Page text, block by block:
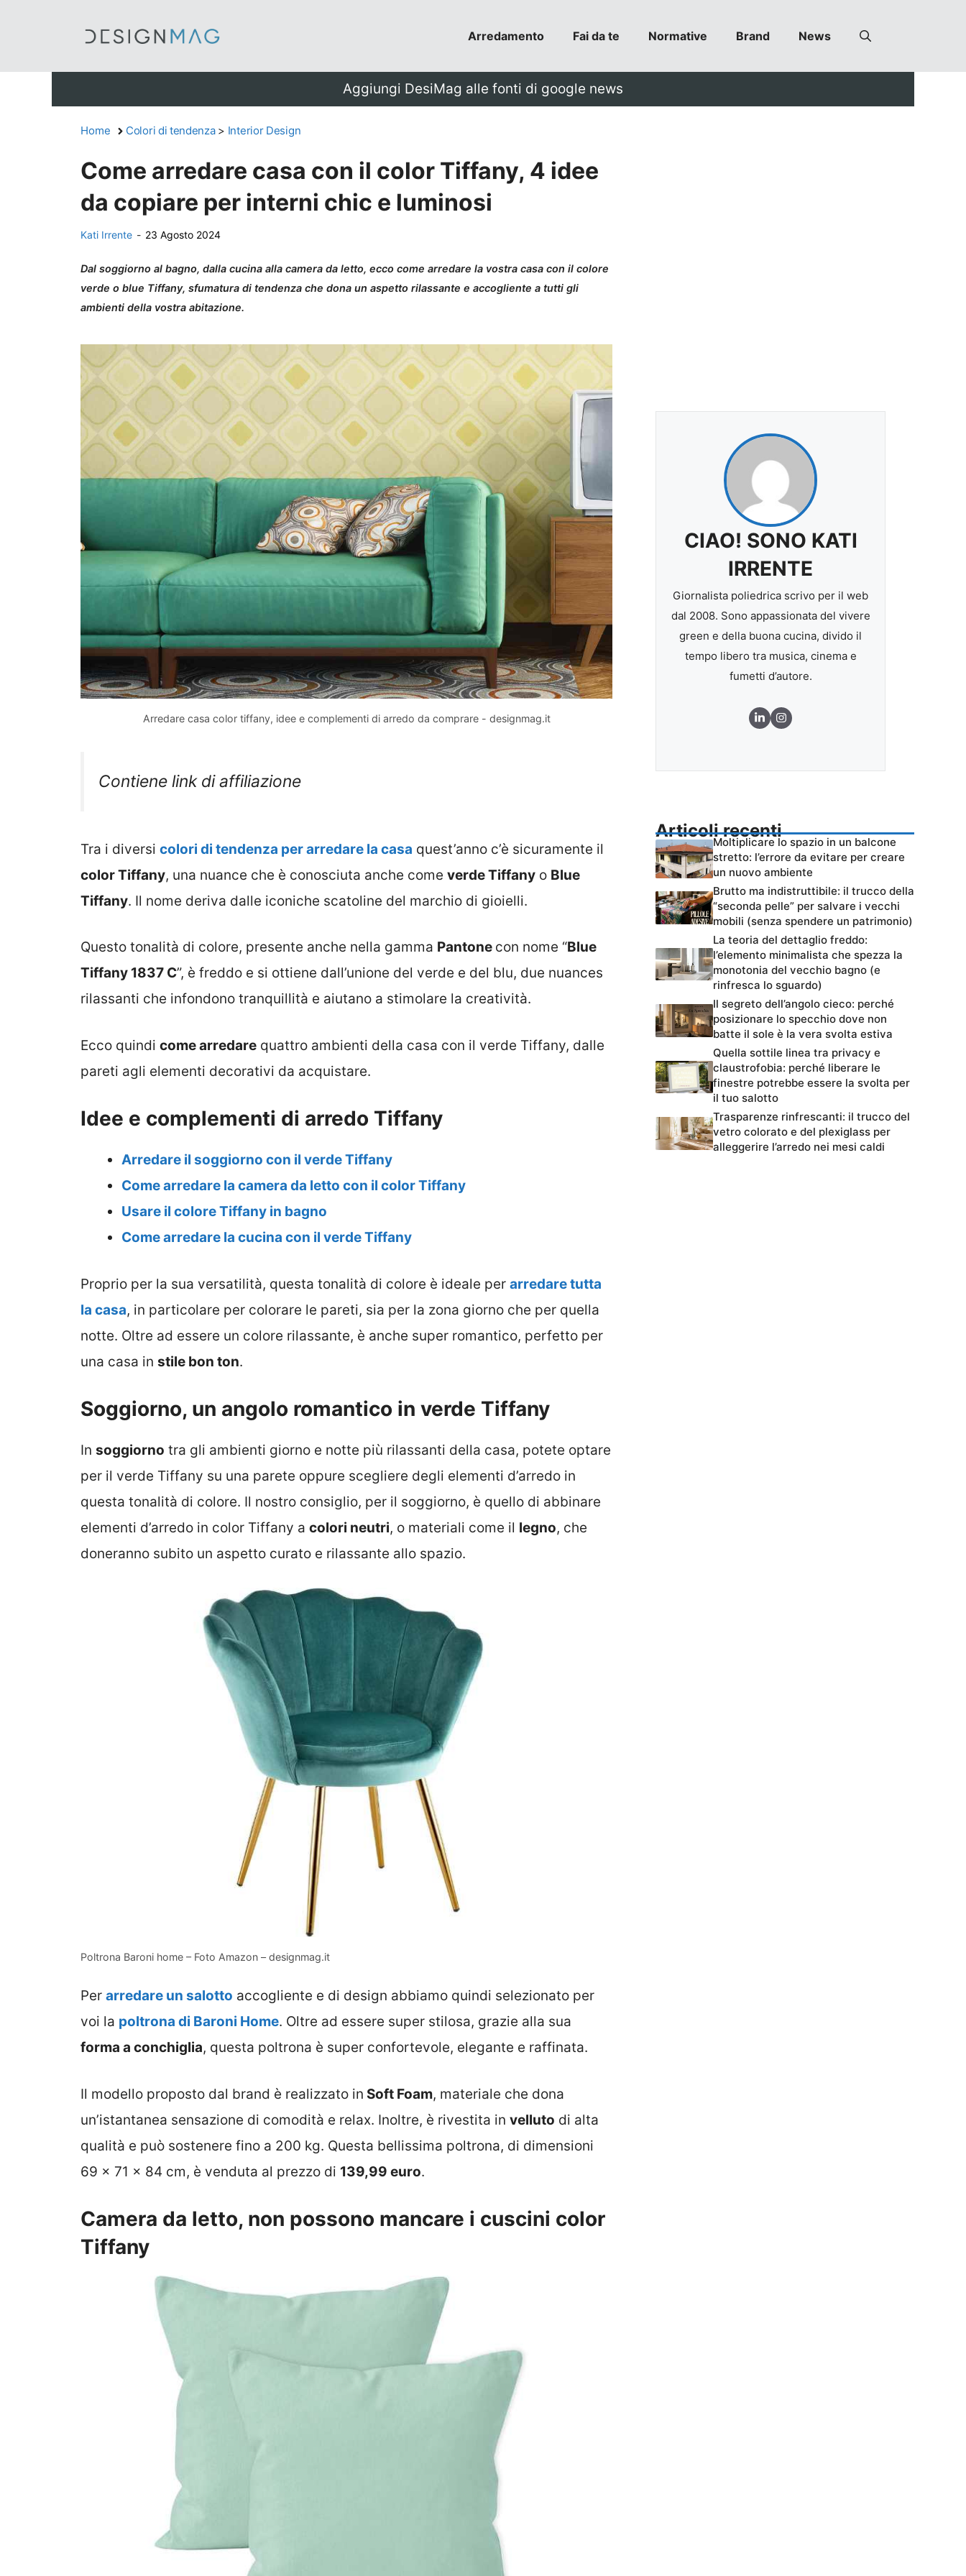
Arredamento Fai da te Normative Brand News
Aggiungi DesiMag alle fonti di google news
Home Colori di tendenza> Interior Design
Come arredare casa con il color Tiffany, 4 idee
da copiare per interni chic e luminosi
Kati Irrente - 23 Agosto 2024
Dal soggiorno al bagno, dalla cucina alla camera da letto, ecco come arredare la vostra casa con il colore
verde o blue Tiffany, sfumatura di tendenza che dona un aspetto rilassante e accogliente a tutti gli
ambienti della vostra abitazione.
Arredare casa color tiffany, idee e complementi di arredo da comprare - designmag.it
Contiene link di affiliazione
Tra i diversi colori di tendenza per arredare la casa quest’anno c’è sicuramente il
color Tiffany, una nuance che è conosciuta anche come verde Tiffany o Blue
Tiffany. Il nome deriva dalle iconiche scatoline del marchio di gioielli.
Questo tonalità di colore, presente anche nella gamma Pantone con nome “Blue
Tiffany 1837 C”, è freddo e si ottiene dall’unione del verde e del blu, due nuances
rilassanti che infondono tranquillità e aiutano a stimolare la creatività.
Ecco quindi come arredare quattro ambienti della casa con il verde Tiffany, dalle
pareti agli elementi decorativi da acquistare.
Idee e complementi di arredo Tiffany
Arredare il soggiorno con il verde Tiffany
Come arredare la camera da letto con il color Tiffany
Usare il colore Tiffany in bagno
Come arredare la cucina con il verde Tiffany
Proprio per la sua versatilità, questa tonalità di colore è ideale per arredare tutta
la casa, in particolare per colorare le pareti, sia per la zona giorno che per quella
notte. Oltre ad essere un colore rilassante, è anche super romantico, perfetto per
una casa in stile bon ton.
Soggiorno, un angolo romantico in verde Tiffany
In soggiorno tra gli ambienti giorno e notte più rilassanti della casa, potete optare
per il verde Tiffany su una parete oppure scegliere degli elementi d’arredo in
questa tonalità di colore. Il nostro consiglio, per il soggiorno, è quello di abbinare
elementi d’arredo in color Tiffany a colori neutri, o materiali come il legno, che
doneranno subito un aspetto curato e rilassante allo spazio.
Poltrona Baroni home – Foto Amazon – designmag.it
Per arredare un salotto accogliente e di design abbiamo quindi selezionato per
voi la poltrona di Baroni Home. Oltre ad essere super stilosa, grazie alla sua
forma a conchiglia, questa poltrona è super confortevole, elegante e raffinata.
Il modello proposto dal brand è realizzato in Soft Foam, materiale che dona
un’istantanea sensazione di comodità e relax. Inoltre, è rivestita in velluto di alta
qualità e può sostenere fino a 200 kg. Questa bellissima poltrona, di dimensioni
69 x 71 x 84 cm, è venduta al prezzo di 139,99 euro.
Camera da letto, non possono mancare i cuscini color
Tiffany
CIAO! SONO KATI
IRRENTE
Giornalista poliedrica scrivo per il web
dal 2008. Sono appassionata del vivere
green e della buona cucina, divido il
tempo libero tra musica, cinema e
fumetti d’autore.
Articoli recenti
Moltiplicare lo spazio in un balcone
stretto: l’errore da evitare per creare
un nuovo ambiente
Brutto ma indistruttibile: il trucco della
“seconda pelle” per salvare i vecchi
mobili (senza spendere un patrimonio)
La teoria del dettaglio freddo:
l’elemento minimalista che spezza la
monotonia del vecchio bagno (e
rinfresca lo sguardo)
Il segreto dell’angolo cieco: perché
posizionare lo specchio dove non
batte il sole è la vera svolta estiva
Quella sottile linea tra privacy e
claustrofobia: perché liberare le
finestre potrebbe essere la svolta per
il tuo salotto
Trasparenze rinfrescanti: il trucco del
vetro colorato e del plexiglass per
alleggerire l’arredo nei mesi caldi